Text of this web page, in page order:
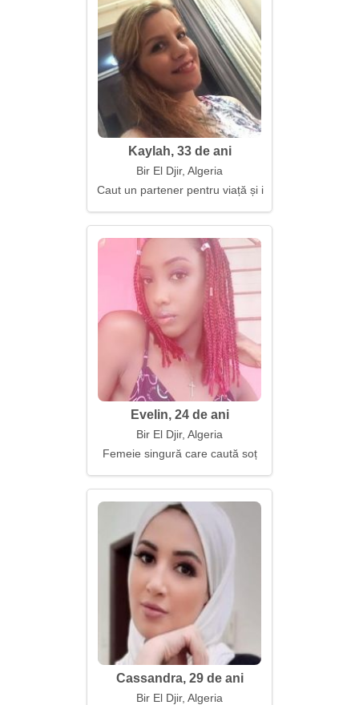
Kaylah, 33 de ani
Bir El Djir, Algeria
Caut un partener pentru viață și iubire
Evelin, 24 de ani
Bir El Djir, Algeria
Femeie singură care caută soț
Cassandra, 29 de ani
Bir El Djir, Algeria